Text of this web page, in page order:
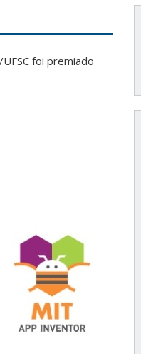
foi premiado